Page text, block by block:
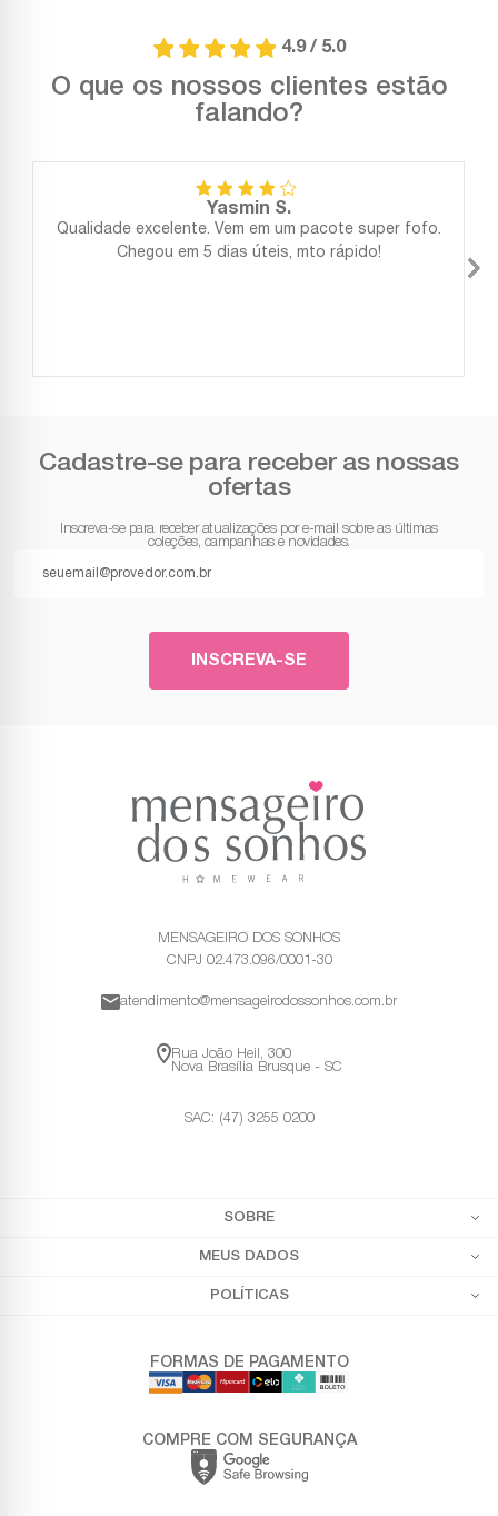
4.9 / 5.0
O que os nossos clientes estão
falando?
Yasmin S.
Qualidade excelente. Vem em um pacote super fofo.
Chegou em 5 dias úteis, mto rápido!
Cadastre-se para receber as nossas
ofertas
Inscreva-se para receber atualizações por e-mail sobre as últimas
coleções, campanhas e novidades.
INSCREVA-SE
MENSAGEIRO DOS SONHOS
CNPJ 02.473.096/0001-30
atendimento@mensageirodossonhos.com.br
Rua João Heil, 300
Nova Brasília Brusque - SC
SAC: (47) 3255 0200
SOBRE
MEUS DADOS
POLÍTICAS
FORMAS DE PAGAMENTO
COMPRE COM SEGURANÇA